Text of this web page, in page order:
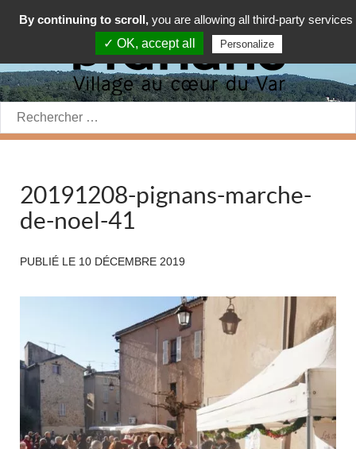
Rechercher:
20191208-pignans-marche-
de-noel-41
PUBLIÉ LE 10 DÉCEMBRE 2019
By continuing to scroll, you are allowing all third-party services
✓ OK, accept all
Personalize